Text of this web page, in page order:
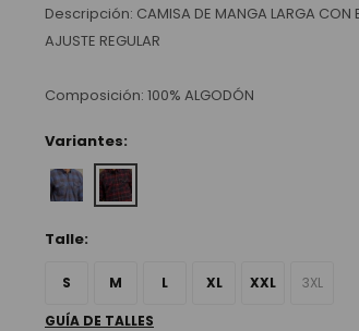
Descripción: CAMISA DE MANGA LARGA CON
AJUSTE REGULAR
Composición: 100% ALGODÓN
Variantes:
Talle:
S M L XL XXL 3XL
GUÍA DE TALLES